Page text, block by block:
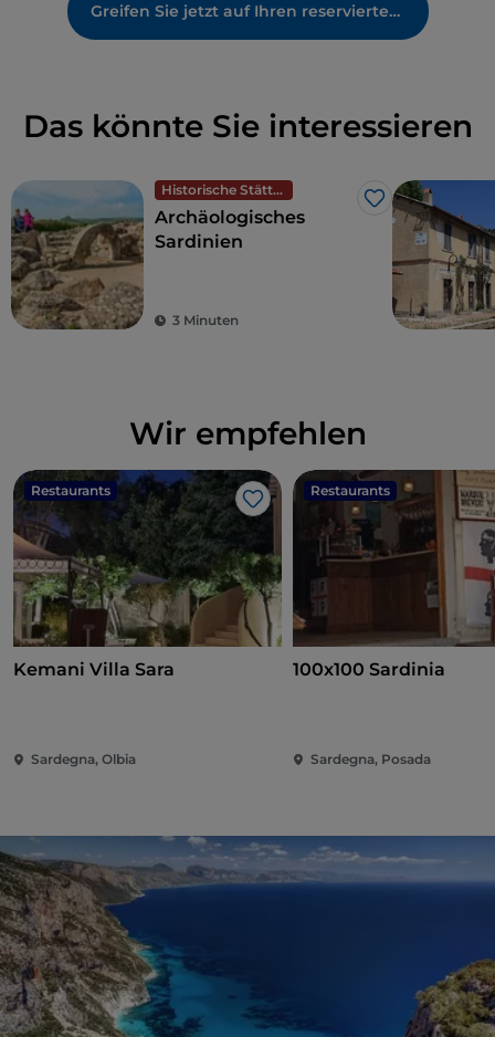
Greifen Sie jetzt auf Ihren reservierten Bereich zu
Das könnte Sie interessieren
Historische Stätten
Like
Archäologisches
Sardinien
3 Minuten
Wir empfehlen
Restaurants
Like
Kemani Villa Sara
Sardegna, Olbia
Restaurants
100x100 Sardinia
Sardegna, Posada